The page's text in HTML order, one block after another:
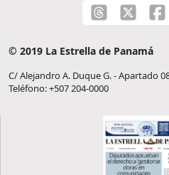
© 2019 La Estrella de Panamá
C/ Alejandro A. Duque G. - Apartado
Teléfono: +507 204-0000